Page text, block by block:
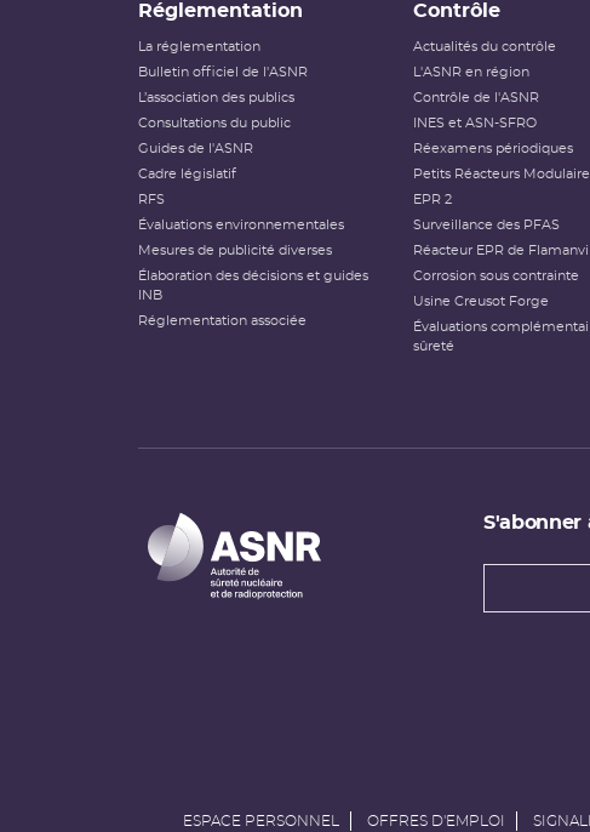
Réglementation
La réglementation
Bulletin officiel de l'ASNR
L’association des publics
Consultations du public
Guides de l'ASNR
Cadre législatif
RFS
Évaluations environnementales
Mesures de publicité diverses
Élaboration des décisions et guides
INB
Réglementation associée
Contrôle
Actualités du contrôle
L'ASNR en région
Contrôle de l'ASNR
INES et ASN-SFRO
Réexamens périodiques
Petits Réacteurs
EPR 2
Surveillance des PFAS
Réacteur EPR de
Corrosion sous contrainte
Usine Creusot Forge
Évaluations
sûreté
ESPACE PERSONNEL OFFRES D'EMPLOI